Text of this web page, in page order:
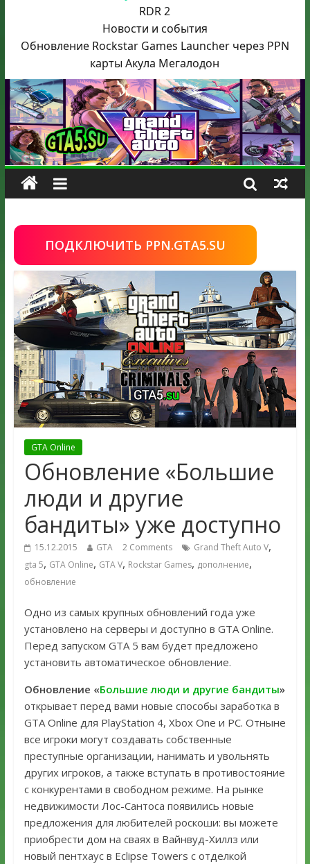
RDR 2
Новости и события
Обновление Rockstar Games Launcher через PPN
карты Акула Мегалодон
ПОДКЛЮЧИТЬ PPN.GTA5.SU
GTA Online
Обновление «Большие
люди и другие
бандиты» уже доступно
15.12.2015 GTA 2 Comments Grand Theft Auto V,
gta 5, GTA Online, GTA V, Rockstar Games, дополнение,
обновление
Одно из самых крупных обновлений года уже
установлено на серверы и доступно в GTA Online.
Перед запуском GTA 5 вам будет предложено
установить автоматическое обновление.
Обновление «Большие люди и другие бандиты»
открывает перед вами новые способы заработка в
GTA Online для PlayStation 4, Xbox One и PC. Отныне
все игроки могут создавать собственные
преступные организации, нанимать и увольнять
других игроков, а также вступать в противостояние
с конкурентами в свободном режиме. На рынке
недвижимости Лос-Сантоса появились новые
предложения для любителей роскоши: вы можете
приобрести дом на сваях в Вайнвуд-Хиллз или
новый пентхаус в Eclipse Towers с отделкой